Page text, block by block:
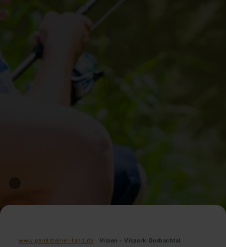
www.gerolsteiner-land.de Vissen - Vispark Oosbachtal